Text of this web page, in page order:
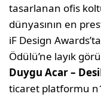
tasarlanan ofis
dünyasının en
iF Design
Ödülü’ne layık
Duygu Acar –
ticaret platformu